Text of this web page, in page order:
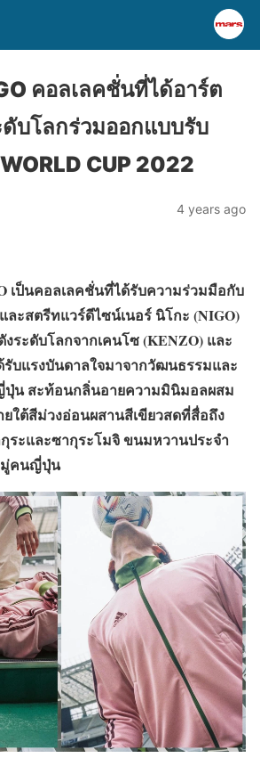
คอลเลคชั่นที่ได้อาร์ต
ดับโลกร่วมออกแบบรับ
CUP 2022
4 years ago
ป็นคอลเลคชั่นที่ได้รับความร่วมมือกับ
ะสตรีทแวร์ดีไซน์เนอร์ นิโกะ (NIGO)
งระดับโลกจากเคนโซ (KENZO) และ
รับแรงบันดาลใจมาจากวัฒนธรรมและ
ปุ่น สะท้อนกลิ่นอายความมินิมอลผสม
ใต้สีม่วงอ่อนผสานสีเขียวสดที่สื่อถึง
ะและซากุระโมจิ ขนมหวานประจำ
มู่คนญี่ปุ่น